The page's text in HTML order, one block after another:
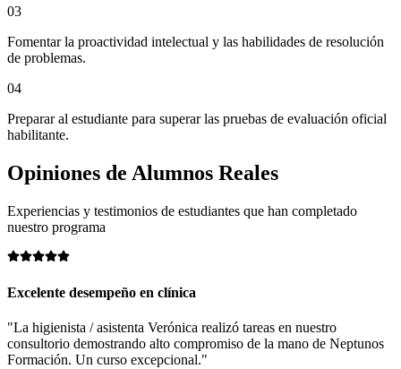
03
Fomentar la proactividad intelectual y las habilidades de resolución
de problemas.
04
Preparar al estudiante para superar las pruebas de evaluación oficial
habilitante.
Opiniones de Alumnos Reales
Experiencias y testimonios de estudiantes que han completado
nuestro programa
Excelente desempeño en clínica
"La higienista / asistenta Verónica realizó tareas en nuestro
consultorio demostrando alto compromiso de la mano de Neptunos
Formación. Un curso excepcional."